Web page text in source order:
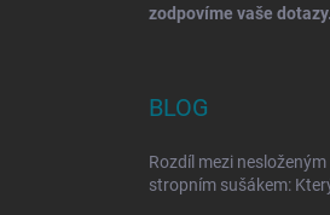
zodpovíme vaše dotazy.
BLOG
Rozdíl mezi
stropním sušákem: